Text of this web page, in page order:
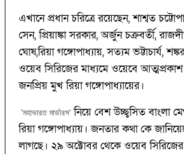
এখানে প্রধান চরিত্রে রয়েছেন, শাশ্বত
সেন, প্রিয়াঙ্কা সরকার, অর্জুন চক্রবর্তী,
ঘোষ,রিয়া গঙ্গোপাধ্যায়, সত্যম ভট্টাচার্য,
ওয়েব সিরিজের মাধ্যমে ওয়েবে
জনপ্রিয় মুখ রিয়া গঙ্গোপাধ্যায়ের।
'মহাভারত মার্ডারস' নিয়ে বেশ উচ্ছ্বসিত বাংলা
রিয়া গঙ্গোপাধ্যায়। জনতার কথা কে
লাগছে। ২৯ অক্টোবর থেকে ওয়েব